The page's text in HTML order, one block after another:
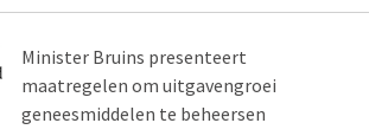
Minister Bruins presenteert
maatregelen om uitgavengroei
geneesmiddelen te beheersen